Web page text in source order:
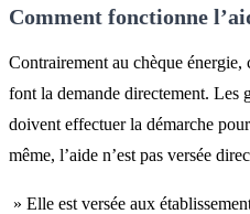
Comment fonctionne
Contrairement au chèque énergie,
font la demande directement. Les
doivent effectuer la démarche
même, l’aide n’est pas versée
» Elle est versée aux